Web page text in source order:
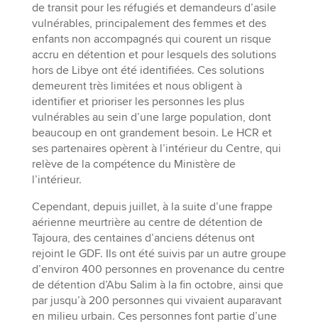
de transit pour les réfugiés et demandeurs d’asile
vulnérables, principalement des femmes et des
enfants non accompagnés qui courent un risque
accru en détention et pour lesquels des solutions
hors de Libye ont été identifiées. Ces solutions
demeurent très limitées et nous obligent à
identifier et prioriser les personnes les plus
vulnérables au sein d’une large population, dont
beaucoup en ont grandement besoin. Le HCR et
ses partenaires opèrent à l’intérieur du Centre, qui
relève de la compétence du Ministère de
l’intérieur.
Cependant, depuis juillet, à la suite d’une frappe
aérienne meurtrière au centre de détention de
Tajoura, des centaines d’anciens détenus ont
rejoint le GDF. Ils ont été suivis par un autre groupe
d’environ 400 personnes en provenance du centre
de détention d’Abu Salim à la fin octobre, ainsi que
par jusqu’à 200 personnes qui vivaient auparavant
en milieu urbain. Ces personnes font partie d’une